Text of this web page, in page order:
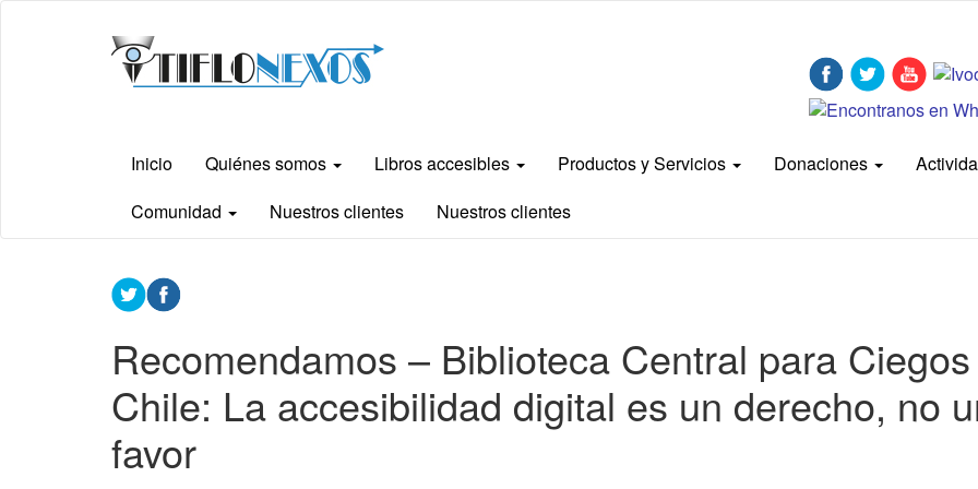
Inicio Quiénes somos Libros accesibles Productos y Servicios Donaciones
Comunidad
Nuestros clientes Nuestros clientes
Contenido
principal
Recomendamos – Biblioteca Central para
Chile: La accesibilidad digital es un derecho, no
favor